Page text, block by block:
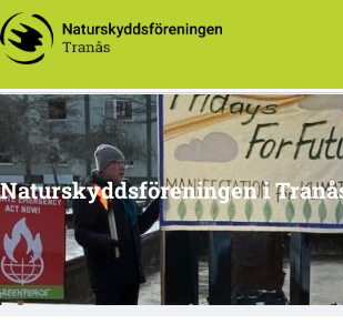
Naturskyddsföreningen i